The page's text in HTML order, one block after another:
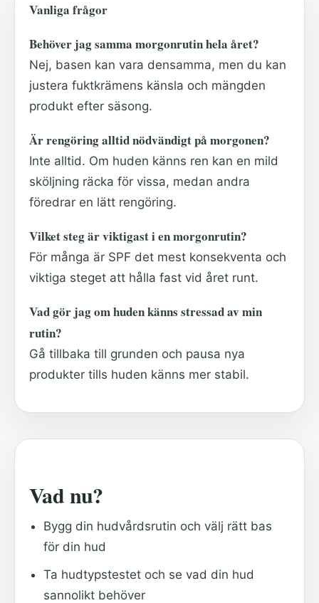
Vanliga frågor
Behöver jag samma morgonrutin hela året?
Nej, basen kan vara densamma, men du kan
justera fuktkrämens känsla och mängden
produkt efter säsong.
Är rengöring alltid nödvändigt på morgonen?
Inte alltid. Om huden känns ren kan en mild
sköljning räcka för vissa, medan andra
föredrar en lätt rengöring.
Vilket steg är viktigast i en morgonrutin?
För många är SPF det mest konsekventa och
viktiga steget att hålla fast vid året runt.
Vad gör jag om huden känns stressad av min
rutin?
Gå tillbaka till grunden och pausa nya
produkter tills huden känns mer stabil.
Vad nu?
Bygg din hudvårdsrutin och välj rätt bas
för din hud
Ta hudtypstestet och se vad din hud
sannolikt behöver